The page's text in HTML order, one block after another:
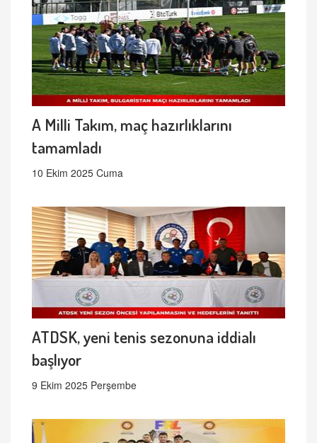
A Milli Takım, maç hazırlıklarını
tamamladı
10 Ekim 2025 Cuma
ATDSK, yeni tenis sezonuna iddialı
başlıyor
9 Ekim 2025 Perşembe